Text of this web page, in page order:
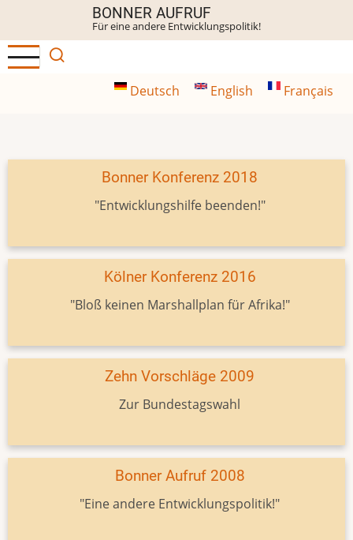
Inhalt
BONNER AUFRUF
Für eine andere Entwicklungspolitik!
Deutsch English Français
Bonner Konferenz 2018
"Entwicklungshilfe beenden!"
Kölner Konferenz 2016
"Bloß keinen Marshallplan für Afrika!"
Zehn Vorschläge 2009
Zur Bundestagswahl
Bonner Aufruf 2008
"Eine andere Entwicklungspolitik!"